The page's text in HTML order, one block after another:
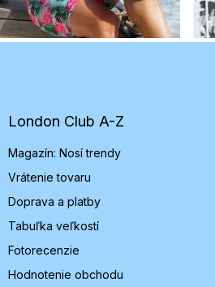
e
London Club A-Z
Magazín: Nosí trendy
Vrátenie tovaru
Doprava a platby
Tabuľka veľkostí
Fotorecenzie
Hodnotenie obchodu